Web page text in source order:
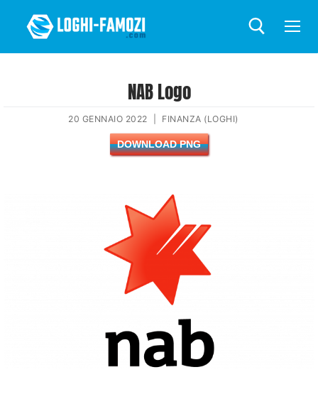
NAB Logo
20 GENNAIO 2022 FINANZA (LOGHI)
DOWNLOAD PNG